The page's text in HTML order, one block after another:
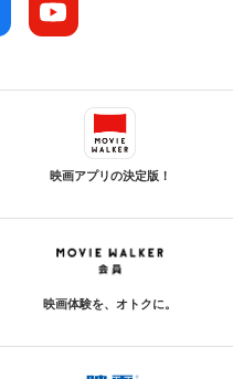
映画アプリの決定版！
映画体験を、オトクに。